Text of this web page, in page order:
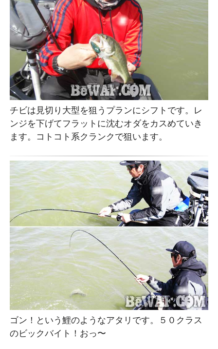
チビは見切り大型を狙うプランにシフトです。レ
ンジを下げてフラットに沈むオダをカスめていき
ます。コトコト系クランクで狙います。
ゴン！という鯉のようなアタリです。５０クラス
のビックバイト！おっ〜